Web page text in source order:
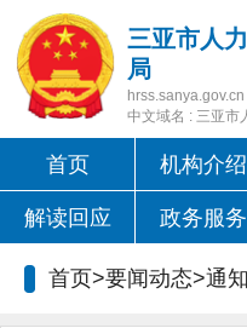
三亚市人
局
hrss.sanya.gov.cn
中文域名 : 三亚市
首页 机构介绍
解读回应 政务服务
首页>要闻动态>通